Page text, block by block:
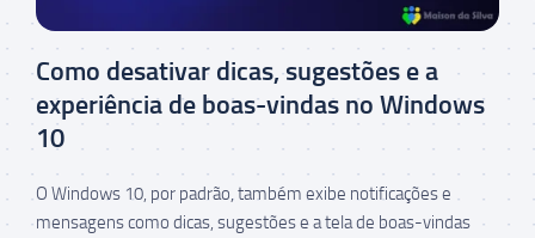
Como desativar dicas, sugestões e a
experiência de boas-vindas no Windows
10
O Windows 10, por padrão, também exibe notificações e
mensagens como dicas, sugestões e a tela de boas-vindas